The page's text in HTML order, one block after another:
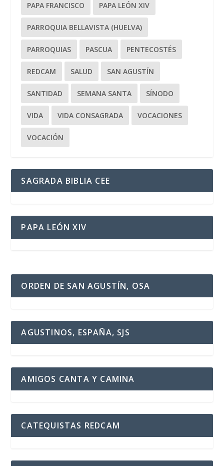
PAPA FRANCISCO PAPA LEÓN XIV
PARROQUIA BELLAVISTA (HUELVA)
PARROQUIAS PASCUA PENTECOSTÉS
REDCAM SALUD SAN AGUSTÍN
SANTIDAD SEMANA SANTA SÍNODO
VIDA VIDA CONSAGRADA VOCACIONES
VOCACIÓN
SAGRADA BIBLIA CEE
PAPA LEÓN XIV
ORDEN DE SAN AGUSTÍN, OSA
AGUSTINOS, ESPAÑA, SJS
AMIGOS CANTA Y CAMINA
CATEQUISTAS REDCAM